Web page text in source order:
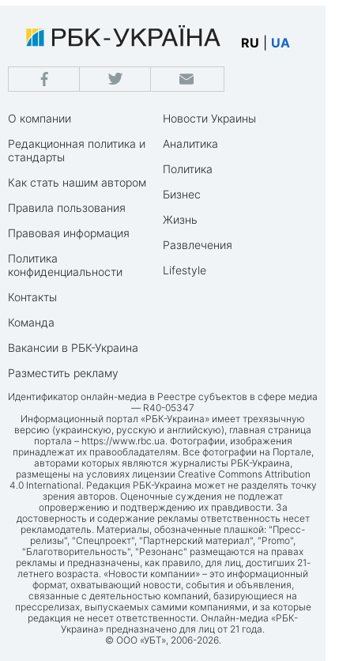
RU UA
О компании
Редакционная политика и
стандарты
Как стать нашим автором
Правила пользования
Правовая информация
Политика
конфиденциальности
Контакты
Команда
Вакансии в РБК-Украина
Разместить рекламу
Новости Украины
Аналитика
Политика
Бизнес
Жизнь
Развлечения
Lifestyle
Идентификатор онлайн-медиа в Реестре субъектов в сфере медиа
— R40-05347
Информационный портал «РБК-Украина» имеет трехязычную
версию (украинскую, русскую и английскую), главная страница
портала – https://www.rbc.ua. Фотографии, изображения
принадлежат их правообладателям. Все фотографии на Портале,
авторами которых являются журналисты РБК-Украина,
размещены на условиях лицензии Creative Commons Attribution
4.0 International. Редакция РБК-Украина может не разделять точку
зрения авторов. Оценочные суждения не подлежат
опровержению и подтверждению их правдивости. За
достоверность и содержание рекламы ответственность несет
рекламодатель. Материалы, обозначенные плашкой: "Пресс-
релизы", "Спецпроект", "Партнерский материал", "Promo",
"Благотворительность", "Резонанс" размещаются на правах
рекламы и предназначены, как правило, для лиц, достигших 21-
летнего возраста. «Новости компании» – это информационный
формат, охватывающий новости, события и объявления,
связанные с деятельностью компаний, базирующиеся на
прессрелизах, выпускаемых самими компаниями, и за которые
редакция не несет ответственности. Онлайн-медиа «РБК-
Украина» предназначено для лиц от 21 года.
© ООО «УБТ», 2006-2026.